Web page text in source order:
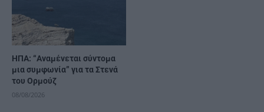
ΗΠΑ: “Αναμένεται σύντομα
μια συμφωνία” για τα Στενά
του Ορμούζ
08/08/2026